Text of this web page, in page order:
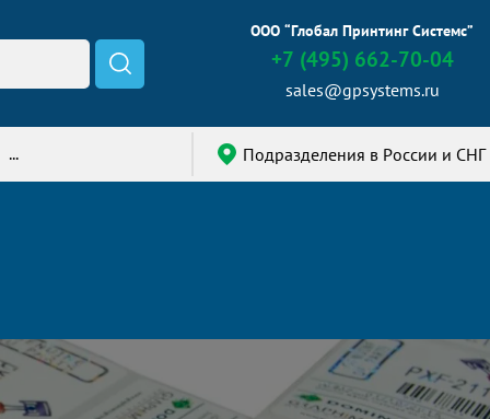
OOO “Глобал Принтинг Системс”
+7 (495) 662-70-04
sales@gpsystems.ru
... Подразделения в России и СНГ